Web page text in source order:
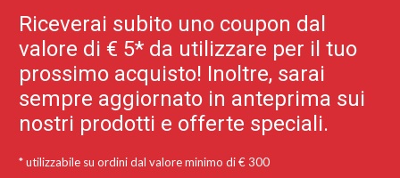
Riceverai subito uno coupon dal
valore di € 5* da utilizzare per il tuo
prossimo acquisto! Inoltre, sarai
sempre aggiornato in anteprima sui
nostri prodotti e offerte speciali.
* utilizzabile su ordini dal valore minimo di € 300